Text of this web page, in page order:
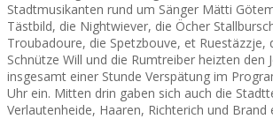
Stadtmusikanten rund um Sänger Mätti
Tästbild, die Nightwiever, die Öcher
Troubadoure, die Spetzbouve, et Ruestäzzje,
Schnütze Will und die Rumtreiber heizten den
insgesamt einer Stunde Verspätung im
Uhr ein. Mitten drin gaben sich auch die
Verlautenheide, Haaren, Richterich und Brand